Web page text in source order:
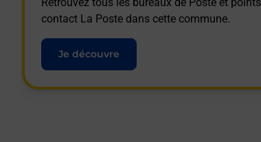
contact La Poste dans cette commune.
Je découvre